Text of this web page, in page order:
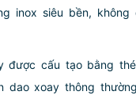
inox siêu bền,
được cấu tạo bằng
dao xoay thông